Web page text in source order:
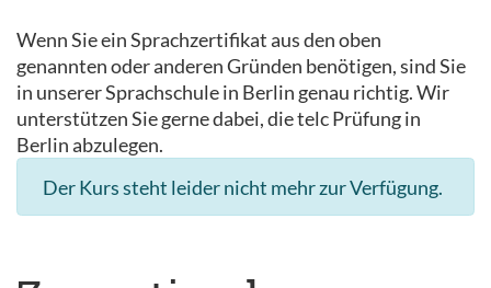
Wenn Sie ein Sprachzertifikat aus den oben
genannten oder anderen Gründen benötigen, sind Sie
in unserer Sprachschule in Berlin genau richtig. Wir
unterstützen Sie gerne dabei, die telc Prüfung in
Berlin abzulegen.
Der Kurs steht leider nicht mehr zur Verfügung.